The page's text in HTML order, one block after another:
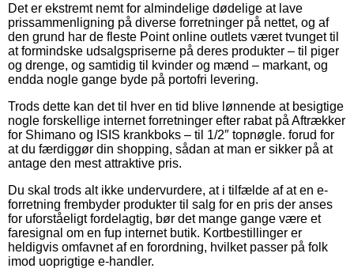
Det er ekstremt nemt for almindelige dødelige at lave
prissammenligning på diverse forretninger på nettet, og af
den grund har de fleste Point online outlets været tvunget til
at formindske udsalgspriserne på deres produkter – til piger
og drenge, og samtidig til kvinder og mænd – markant, og
endda nogle gange byde på portofri levering.
Trods dette kan det til hver en tid blive lønnende at besigtige
nogle forskellige internet forretninger efter rabat på Aftrækker
for Shimano og ISIS krankboks – til 1/2″ topnøgle. forud for
at du færdiggør din shopping, sådan at man er sikker på at
antage den mest attraktive pris.
Du skal trods alt ikke undervurdere, at i tilfælde af at en e-
forretning frembyder produkter til salg for en pris der anses
for uforståeligt fordelagtig, bør det mange gange være et
faresignal om en fup internet butik. Kortbestillinger er
heldigvis omfavnet af en forordning, hvilket passer på folk
imod uoprigtige e-handler.